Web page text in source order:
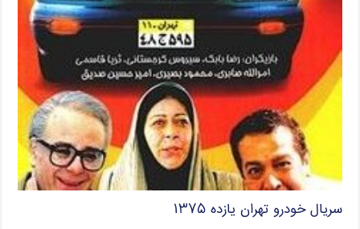
سریال خودرو تهران یازده ۱۳۷۵